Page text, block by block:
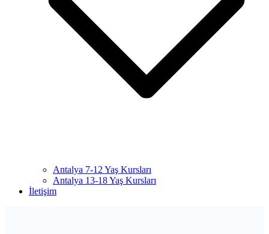
Antalya 7-12 Yaş Kursları
Antalya 13-18 Yaş Kursları
İletişim